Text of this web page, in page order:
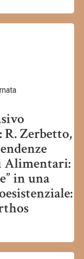
Zerbetto,
Alimentari:
in una